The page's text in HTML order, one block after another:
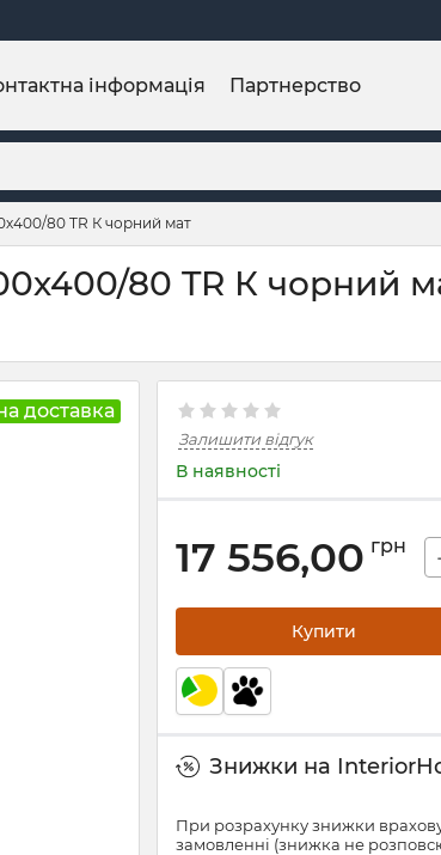
інформація Партнерство
80 TR К чорний мат
80 TR К чорний
доставка
Залишити відгук
В наявності
17 556,00 грн
Купити
Знижки на
При розрахунку знижки
замовленні (знижка не